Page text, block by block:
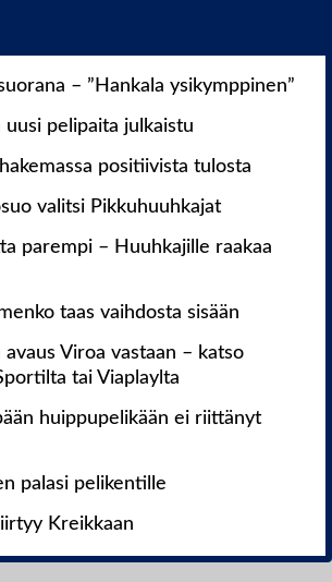
– ”Hankala ysikymppinen”
uusi pelipaita julkaistu
positiivista tulosta
valitsi Pikkuhuuhkajat
parempi – Huuhkajille raakaa
taas vaihdosta sisään
avaus Viroa vastaan – katso
tai Viaplaylta
huippupelikään ei riittänyt
palasi pelikentille
Kreikkaan